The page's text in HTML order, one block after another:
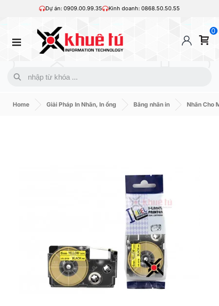
Dự án: 0909.00.99.35 Kinh doanh: 0868.50.50.55
0
Home Giải Pháp In Nhãn, In ống Băng nhãn in Nhãn Cho